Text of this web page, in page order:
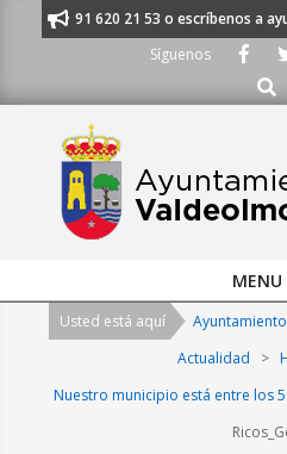
al 91 620 21 53 o escríbenos a
Síguenos
Navigation
MENU
Usted está aquí
Actualidad
>
Nuestro municipio está entre los